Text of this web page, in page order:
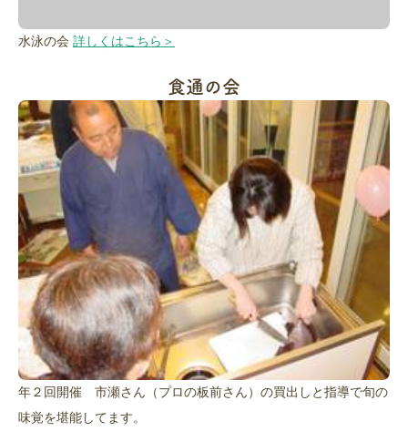
水泳の会 詳しくはこちら＞
食通の会
年２回開催 市瀬さん（プロの板前さん）の買出しと指導で旬の
味覚を堪能してます。